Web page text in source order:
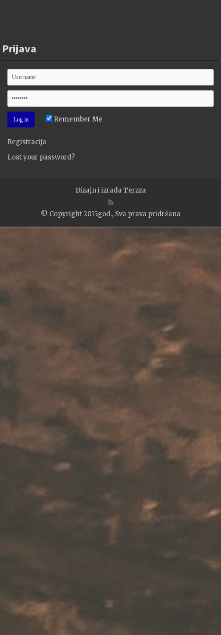
Prijava
Remember Me
Registracija
Lost your password?
Dizajn i izradaTerzza
© Copyright 2015god., Sva prava pridržana